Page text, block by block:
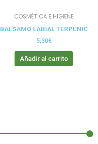
COSMÉTICA E HIGIENE
BÁLSAMO LABIAL TERPENIC
5,30€
Añadir al carrito